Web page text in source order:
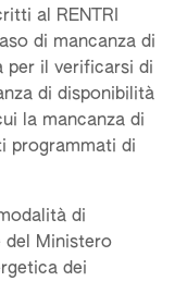
al RENTRI
di mancanza di
per il verificarsi di
di disponibilità
la mancanza di
programmati di
di
del Ministero
dei